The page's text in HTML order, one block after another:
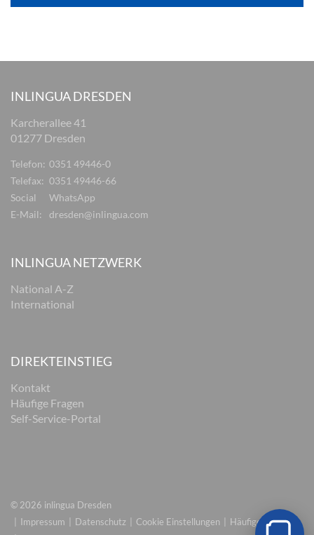
INLINGUA DRESDEN
Karcherallee 41
01277 Dresden
Telefon: 0351 49446-0
Telefax: 0351 49446-66
Social
WhatsApp
E-Mail:
dresden@inlingua.com
INLINGUA NETZWERK
National A-Z
International
DIREKTEINSTIEG
Kontakt
Häufige Fragen
Self-Service-Portal
© 2026 inlingua Dresden
Impressum
Datenschutz Cookie Einstellungen
Häufige Fragen